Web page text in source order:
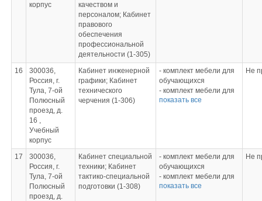
учреждений нач. и
сред. проф.
образования/Т.М.
Воителева.-М.:
«Академия», 2012.
для классной доски
Комплект трафаретов
геометрических фигур
Комплект трафаретов
графиков функций
материала по алгебре
Комплект раздаточного
материала по
геометрии
Комплект КИМ
функций», «Формулы
тригонометрии»,
«Логарифмы»
- геометрические
- сборники задач,
таблицы Брадиса
- презентации и
видеофильмы по
избранным темам
корпус
качеством и
персоналом; Кабинет
правового
обеспечения
профессиональной
деятельности (1-305)
- ФЗ «О защите прав
потребителей»
16
300036,
Россия, г.
Тула, 7-ой
Полюсный
проезд, д.
16 ,
Учебный
корпус
Кабинет инженерной
графики; Кабинет
технического
черчения (1-306)
- комплект мебели для
обучающихся
- комплект мебели для
преподавателя
обеспечение
«КОМПАС-3D»
показать все
Не
17
300036,
Россия, г.
Тула, 7-ой
Полюсный
проезд, д.
Кабинет специальной
техники; Кабинет
тактико-специальной
подготовки (1-308)
- комплект мебели для
обучающихся
- комплект мебели для
преподавателя
показать все
Не